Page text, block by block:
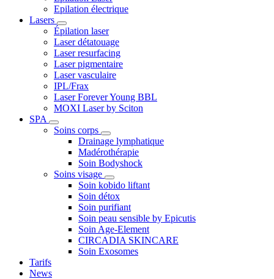
Epilation électrique
Lasers
Épilation laser
Laser détatouage
Laser resurfacing
Laser pigmentaire
Laser vasculaire
IPL/Frax
Laser Forever Young BBL
MOXI Laser by Sciton
SPA
Soins corps
Drainage lymphatique
Madérothérapie
Soin Bodyshock
Soins visage
Soin kobido liftant
Soin détox
Soin purifiant
Soin peau sensible by Epicutis
Soin Age-Element
CIRCADIA SKINCARE
Soin Exosomes
Tarifs
News